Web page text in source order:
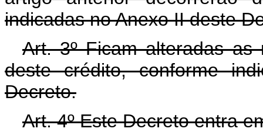
indicadas no Anexo II deste
Art. 3º Ficam alteradas as
deste crédito, conforme
Decreto.
Art. 4º Este Decreto entra